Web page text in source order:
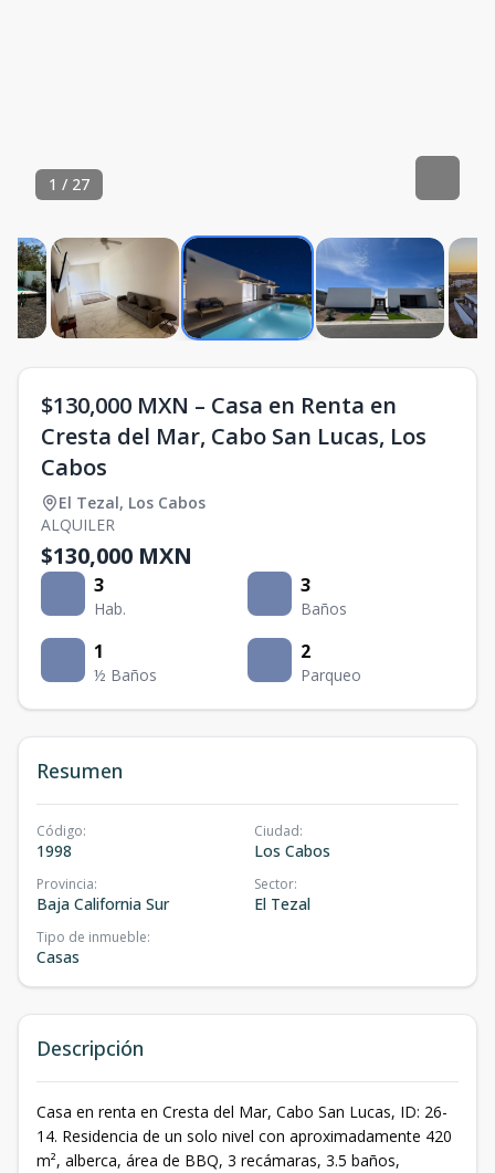
1 / 27
$130,000 MXN – Casa en Renta en
Cresta del Mar, Cabo San Lucas, Los
Cabos
El Tezal, Los Cabos
ALQUILER
$130,000 MXN
3
Hab.
3
Baños
1
½ Baños
2
Parqueo
Resumen
Código:
1998
Ciudad:
Los Cabos
Provincia:
Baja California Sur
Sector:
El Tezal
Tipo de inmueble:
Casas
Descripción
Casa en renta en Cresta del Mar, Cabo San Lucas, ID: 26-
14. Residencia de un solo nivel con aproximadamente 420
m², alberca, área de BBQ, 3 recámaras, 3.5 baños,